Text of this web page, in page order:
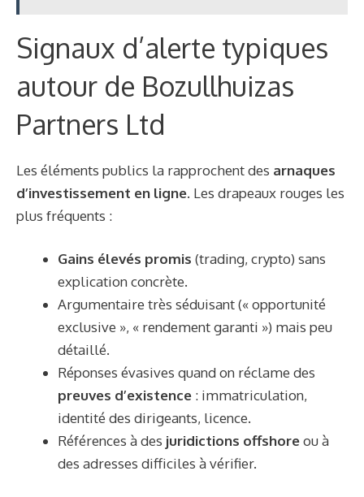
Signaux d’alerte typiques
autour de Bozullhuizas
Partners Ltd
Les éléments publics la rapprochent des arnaques
d’investissement en ligne. Les drapeaux rouges les
plus fréquents :
Gains élevés promis (trading, crypto) sans
explication concrète.
Argumentaire très séduisant (« opportunité
exclusive », « rendement garanti ») mais peu
détaillé.
Réponses évasives quand on réclame des
preuves d’existence : immatriculation,
identité des dirigeants, licence.
Références à des juridictions offshoreou à
des adresses difficiles à vérifier.